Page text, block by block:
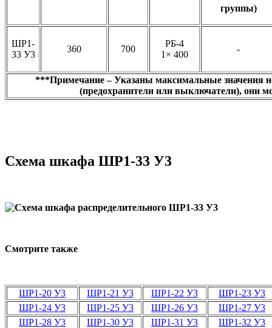
группы)
ШР1-
33 У3
360 700
РБ-4
1× 400
-
***Примечание – Указаны максимальные значения
(предохранители или выключатели), они
Схема шкафа ШР1-33 У3
Смотрите также
ШР1-20 У3 ШР1-21 У3 ШР1-22 У3
ШР1-23 У3
ШР1-24 У3
ШР1-25 У3 ШР1-26 У3
ШР1-27 У3
ШР1-28 У3
ШР1-30 У3 ШР1-31 У3
ШР1-32 У3